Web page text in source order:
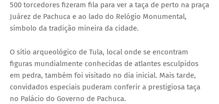
500 torcedores fizeram fila para ver a taça de perto na praça
Juárez de Pachuca e ao lado do Relógio Monumental,
símbolo da tradição mineira da cidade.
O sítio arqueológico de Tula, local onde se encontram
figuras mundialmente conhecidas de atlantes esculpidos
em pedra, também foi visitado no dia inicial. Mais tarde,
convidados especiais puderam conferir a prestigiosa taça
no Palácio do Governo de Pachuca.